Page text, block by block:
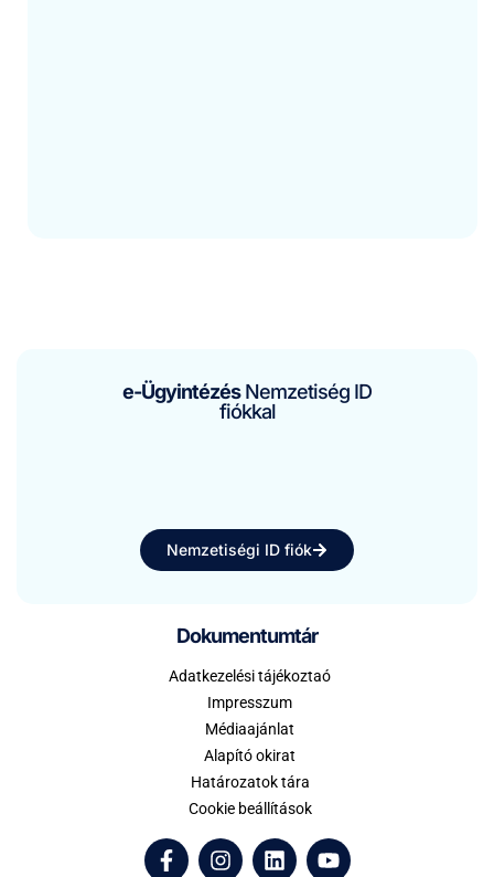
e-ÜgyintézésNemzetiség ID
fiókkal
Nemzetiségi ID fiók
Dokumentumtár
Adatkezelési tájékoztaó
Impresszum
Médiaajánlat
Alapító okirat
Határozatok tára
Cookie beállítások